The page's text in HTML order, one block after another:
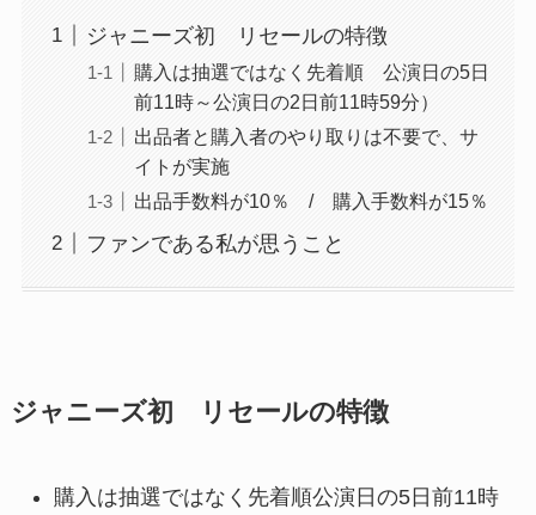
ジャニーズ初 リセールの特徴
購入は抽選ではなく先着順 公演日の5日
前11時～公演日の2日前11時59分）
出品者と購入者のやり取りは不要で、サ
イトが実施
出品手数料が10％ / 購入手数料が15％
ファンである私が思うこと
ジャニーズ初 リセールの特徴
購入は抽選ではなく先着順公演日の5日前11時